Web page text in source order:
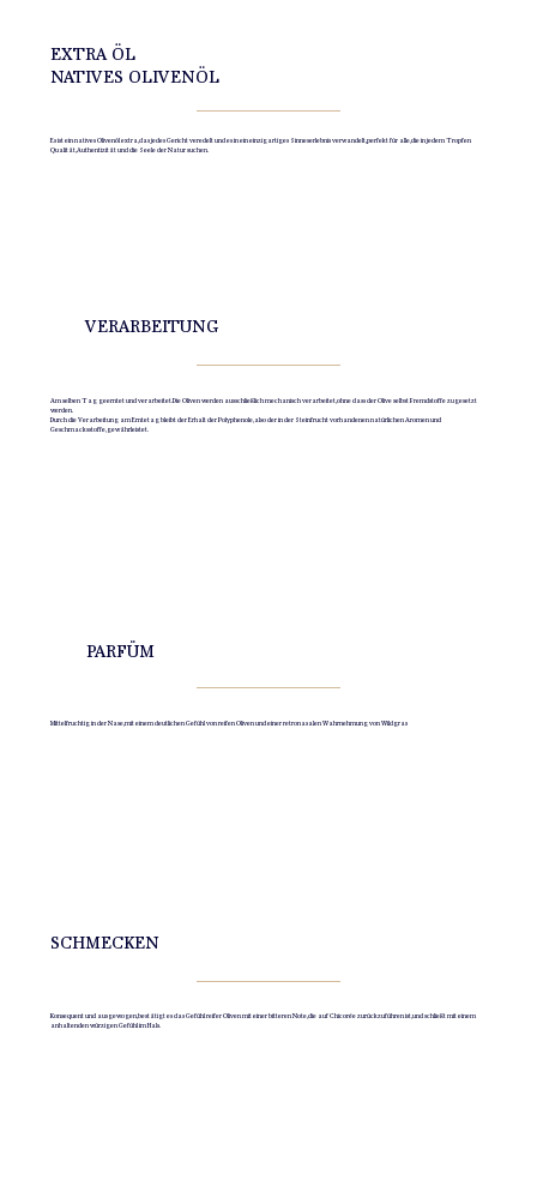
EXTRA ÖL
NATIVES OLIVENÖL
Es ist ein natives Olivenöl extra, das jedes Gericht veredelt und es in ein einzigartiges Sinneserlebnis verwandelt, perfekt für alle, die in jedem Tropfen
Qualität, Authentizität und die Seele der Natur suchen.
VERARBEITUNG
Am selben Tag geerntet und verarbeitet. Die Oliven werden ausschließlich mechanisch verarbeitet, ohne dass der Olive selbst Fremdstoffe zugesetzt
werden.
Durch die Verarbeitung am Erntetag bleibt der Erhalt der Polyphenole, also der in der Steinfrucht vorhandenen natürlichen Aromen und
Geschmacksstoffe, gewährleistet.
PARFÜM
Mittelfruchtig in der Nase, mit einem deutlichen Gefühl von reifen Oliven und einer retronasalen Wahrnehmung von Wildgras
SCHMECKEN
Konsequent und ausgewogen, bestätigt es das Gefühl reifer Oliven mit einer bitteren Note, die auf Chicorée zurückzuführen ist, und schließt mit einem
anhaltenden würzigen Gefühl im Hals.